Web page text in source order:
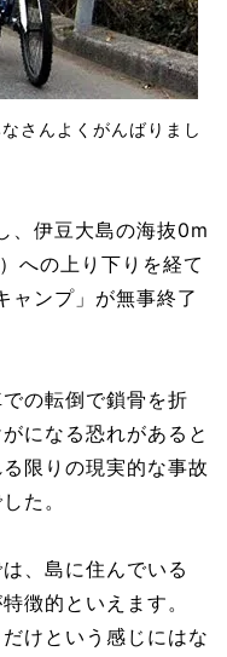
さんよくがんばりまし
、伊豆大島の海抜0m
への上り下りを経て
ャンプ」が無事終了
の転倒で鎖骨を折
になる恐れがあると
限りの現実的な事故
た。
、島に住んでいる
徴的といえます。
けという感じにはな